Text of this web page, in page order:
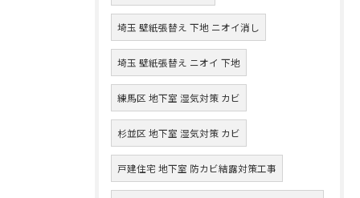
埼玉 壁紙張替え 下地 ニオイ消し
埼玉 壁紙張替え ニオイ 下地
練馬区 地下室 湿気対策 カビ
杉並区 地下室 湿気対策 カビ
戸建住宅 地下室 防カビ結露対策工事